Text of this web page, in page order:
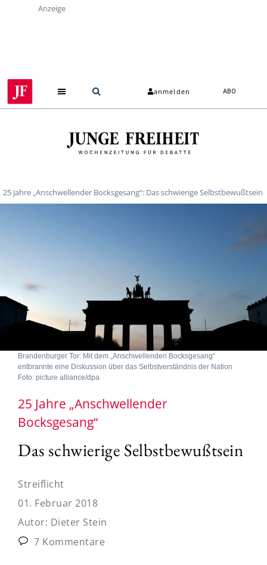
Anzeige
anmelden ABO
25 Jahre „Anschwellender Bocksgesang“: Das schwierige Selbstbewußtsein
Brandenburger Tor: Mit dem „Anschwellenden Bocksgesang“
entbrannte eine Diskussion über das Selbstverständnis der Nation
Foto: picture alliance/dpa
25 Jahre „Anschwellender
Bocksgesang“
Das schwierige Selbstbewußtsein
Streiflicht
01. Februar 2018
Autor: Dieter Stein
7 Kommentare